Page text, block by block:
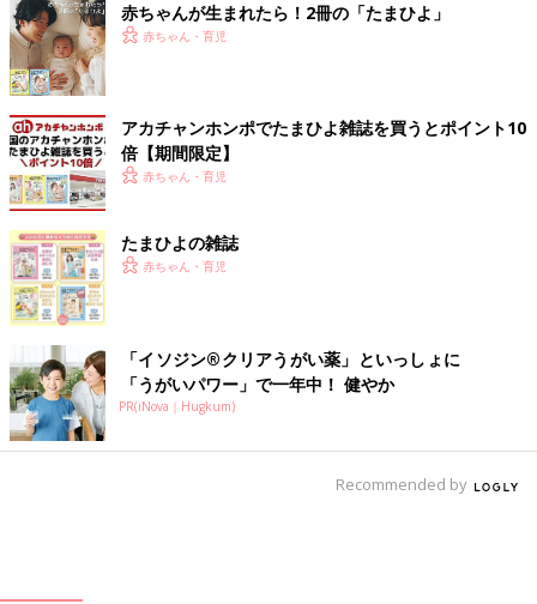
それまでも笑うことはありましたが、心が通じて笑っているとい
う感じではなくて…。自作の絵本だと、読み聞かせに合わせて
『あーっ』て言ったり、私の言葉を待ってくれたり。“心が通じ
ている感覚”というのが初めてで、本当にうれしかった。
ほかにも、ふだんはくっつくと『うー（やめて）』と嫌がられる
のですが、息子のためにつくった絵本『ぺったんこ』でふれあい
遊びをすると、くっつくことも受け入れてくれるんです。
何をしても一方通行で報われなかった過去の経験があったからこ
そ、今こうして息子と通じ合えていると実感できるのは、何より
幸せなこと。
絵本をひらけば、笑ってくれる。生まれてからずっとかわいかっ
たですが、そんな反応をしてもらえる今がいちばんかわいいなと
思っています（笑）」（庄司さん）
自分の子どもが障害を持って生まれてきた意味。絵
赤ちゃんが生まれたら！2冊の「たまひよ」
赤ちゃん・育児
アカチャンホンポでたまひよ雑誌を買うとポイント10
倍【期間限定】
赤ちゃん・育児
たまひよの雑誌
赤ちゃん・育児
「イソジン®クリアうがい薬」といっしょに
「うがいパワー」で一年中！ 健やか
PR(iNova｜Hugkum)
Recommended by